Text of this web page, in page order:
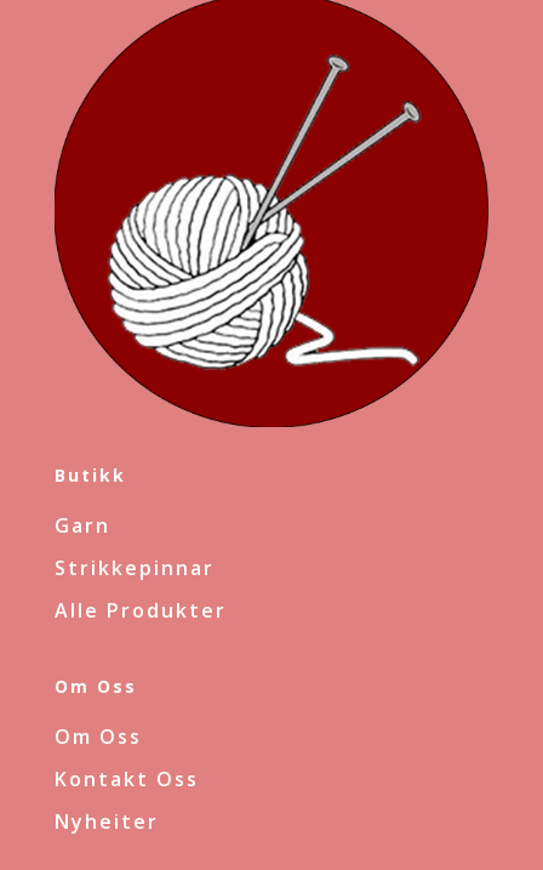
Butikk
Garn
Strikkepinnar
Alle Produkter
Om Oss
Om Oss
Kontakt Oss
Nyheiter